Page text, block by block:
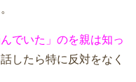
でいた」のを親は知っ
したら特に反対をなく